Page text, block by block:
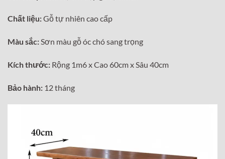
Chất liệu:Gỗ tự nhiên cao cấp
Màu sắc:Sơn màu gỗ óc chó sang trọng
Kích thước: Rộng 1m6 x Cao 60cm x Sâu 40cm
Bảo hành: 12 tháng